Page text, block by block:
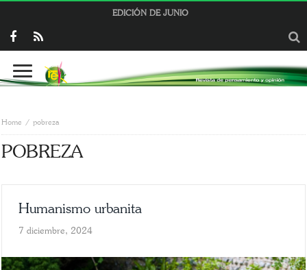
EDICIÓN DE JUNIO
Home pobreza
POBREZA
Humanismo urbanita
7 diciembre, 2024